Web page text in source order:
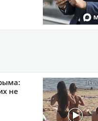
не